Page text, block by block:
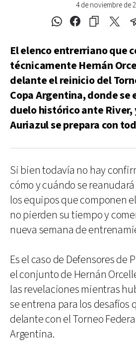
4 de noviembre de
El elenco entrerriano que
técnicamente Hernán
delante el reinicio del
Copa Argentina, donde se
duelo histórico ante River,
Auriazul se prepara con
Si bien todavía no hay
cómo y cuándo se
los equipos que componen
no pierden su tiempo y
nueva semana de
Es el caso de Defensores de
el conjunto de Hernán
las revelaciones mientras
se entrena para los desafíos
delante con el Torneo
Argentina.